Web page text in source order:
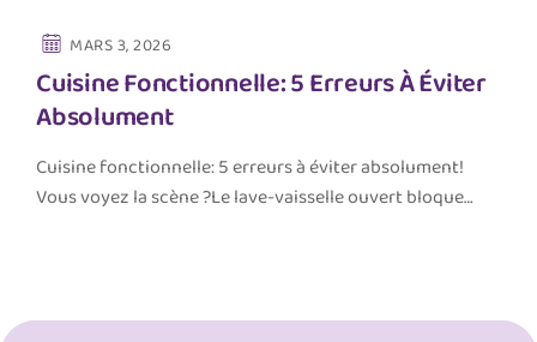
MARS 3, 2026
Cuisine Fonctionnelle: 5 Erreurs À Éviter
Absolument
Cuisine fonctionnelle: 5 erreurs à éviter absolument!
Vous voyez la scène ?Le lave-vaisselle ouvert bloque…